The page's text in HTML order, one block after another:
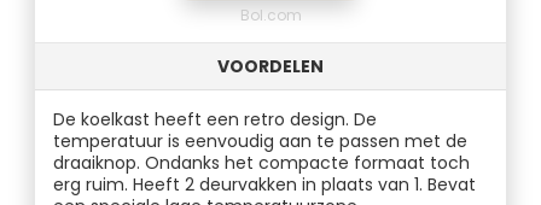
Bol.com
VOORDELEN
De koelkast heeft een retro design. De
temperatuur is eenvoudig aan te passen met de
draaiknop. Ondanks het compacte formaat toch
erg ruim. Heeft 2 deurvakken in plaats van 1. Bevat